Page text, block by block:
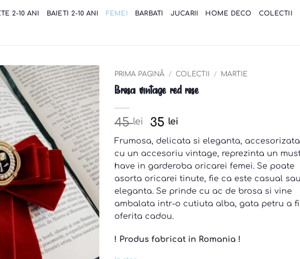
2-10 ANI BAIETI 2-10 ANI FEMEI BARBATI JUCARII HOME DECO COLECTII
Add to
wishlist
PRIMA PAGINĂ / COLECTII / MARTIE
Brosa vintage red rose
45lei
Pretul
initial
a
fost:
45 lei.
35 lei
curent
este:
35 lei.
Frumosa, delicata si eleganta, accesorizata
cu un accesoriu vintage, reprezinta un
have in garderoba oricarei femei. Se poate
asorta oricarei tinute, fie ca este casual sau
eleganta. Se prinde cu ac de brosa si vine
ambalata intr-o cutiuta alba, gata petru a fi
oferita cadou.
! Produs fabricat in Romania !